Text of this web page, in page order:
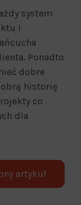
system
i
Ponadto
dobre
historię
co
dla
artykuł